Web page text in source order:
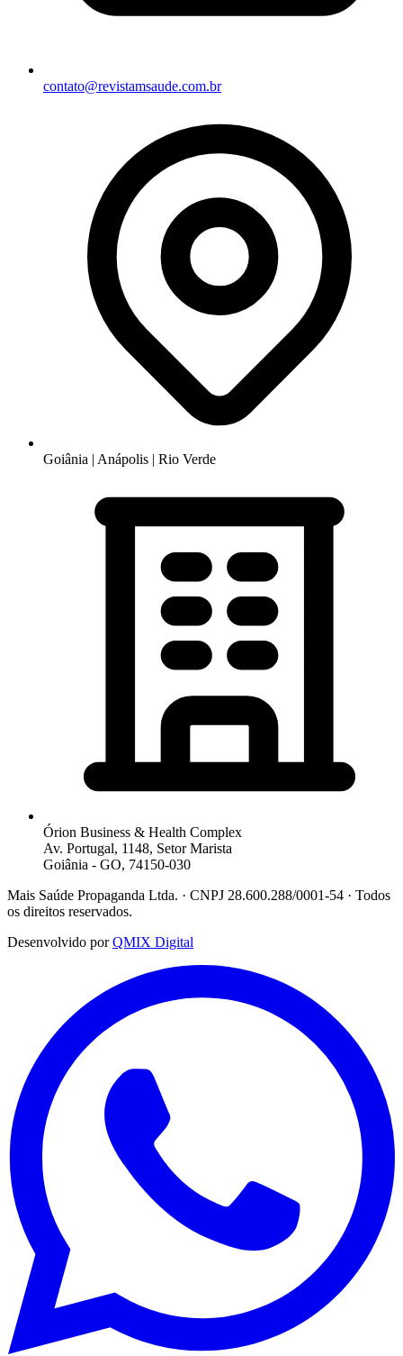
contato@revistamsaude.com.br
Goiânia | Anápolis | Rio Verde
Órion Business & Health Complex
Av. Portugal, 1148, Setor Marista
Goiânia - GO, 74150-030
Mais Saúde Propaganda Ltda. · CNPJ 28.600.288/0001-54 · Todos
os direitos reservados.
Desenvolvido por QMIX Digital